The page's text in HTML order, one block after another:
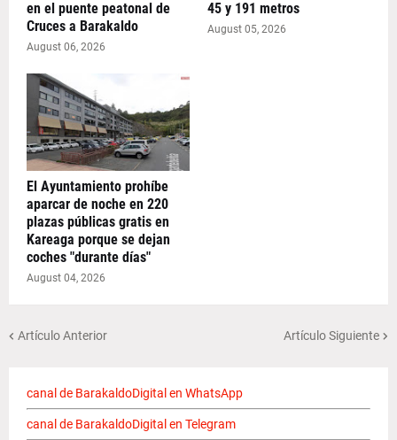
en el puente peatonal de
Cruces a Barakaldo
August 06, 2026
45 y 191 metros
August 05, 2026
El Ayuntamiento prohíbe
aparcar de noche en 220
plazas públicas gratis en
Kareaga porque se dejan
coches "durante días"
August 04, 2026
Artículo Anterior Artículo Siguiente
canal de BarakaldoDigital en WhatsApp
canal de BarakaldoDigital en Telegram